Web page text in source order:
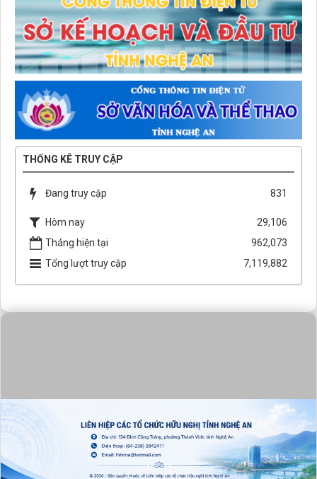
THỐNG KÊ TRUY CẬP
Đang truy cập 831
Hôm nay
29,106
Tháng hiện tại
962,073
Tổng lượt truy cập
7,119,882